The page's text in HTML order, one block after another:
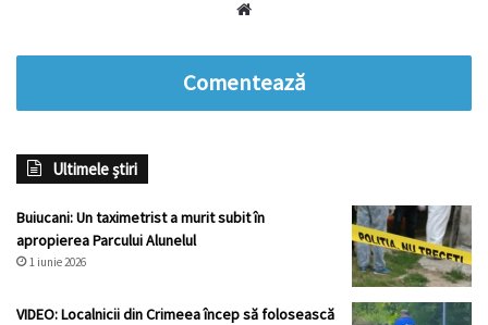
Comentează
Ultimele știri
Buiucani: Un taximetrist a murit subit în
apropierea Parcului Alunelul
1 iunie 2026
VIDEO: Localnicii din Crimeea încep să folosească